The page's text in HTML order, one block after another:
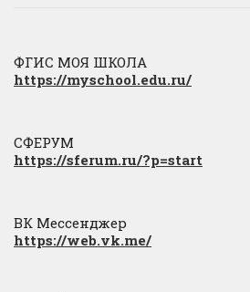
ФГИС МОЯ ШКОЛА
https://myschool.edu.ru/
СФЕРУМ
https://sferum.ru/?p=start
ВК Мессенджер
https://web.vk.me/